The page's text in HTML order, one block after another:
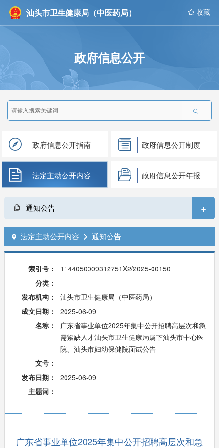
汕头市卫生健康局（中医药局）  收藏
政府信息公开

政府信息公开指南 政府信息公开制度
法定主动公开内容 政府信息公开年报
通知公告 +
 法定主动公开内容  通知公告
索引号：
1144050009312751X2/2025-00150
分类：
发布机构：
汕头市卫生健康局（中医药局）
成文日期：
2025-06-09
名称：
广东省事业单位2025年集中公开招聘高层次和急
需紧缺人才汕头市卫生健康局属下汕头市中心医
院、汕头市妇幼保健院面试公告
文号：
发布日期：
2025-06-09
主题词：
广东省事业单位2025年集中公开招聘高层次和急